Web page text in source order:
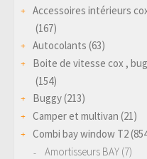
Accessoires intérieurs
(167)
Autocolants (63)
Boite de vitesse cox ,
(154)
Buggy(213)
Camper et multivan (21)
Combi bay window T2
Amortisseurs BAY (7)